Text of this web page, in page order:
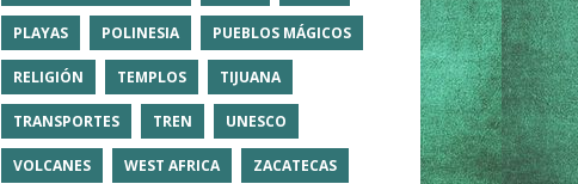
PLAYAS POLINESIA PUEBLOS MÁGICOS
RELIGIÓN TEMPLOS TIJUANA
TRANSPORTES TREN UNESCO
VOLCANES WEST AFRICA ZACATECAS